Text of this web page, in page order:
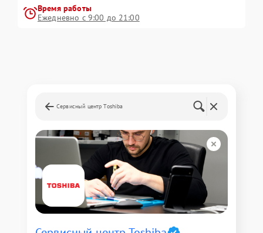
Время работы
Ежедневно с 9:00 до 21:00
Сервисный центр Toshiba